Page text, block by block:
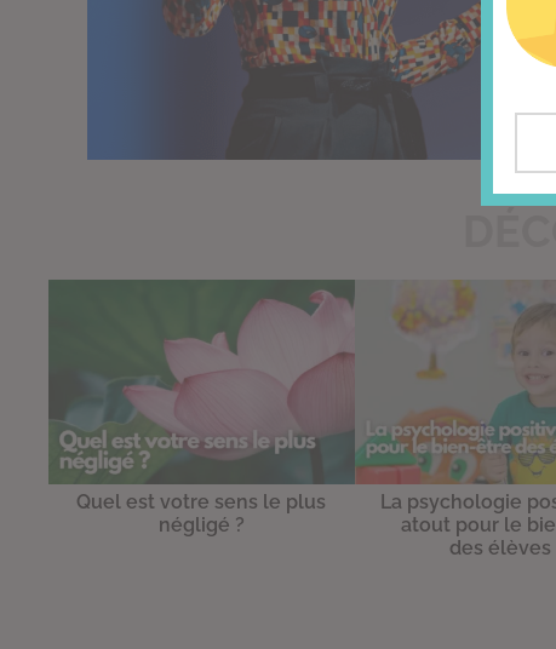
Quel est votre sens le plus
négligé ?
La psychologie
atout pour le
des élèves